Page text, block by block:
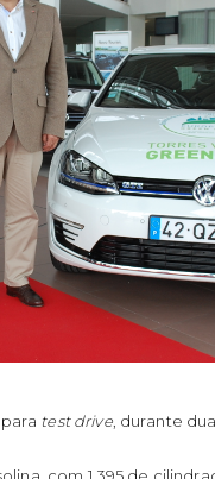
test drive, durante
com 1.395 de